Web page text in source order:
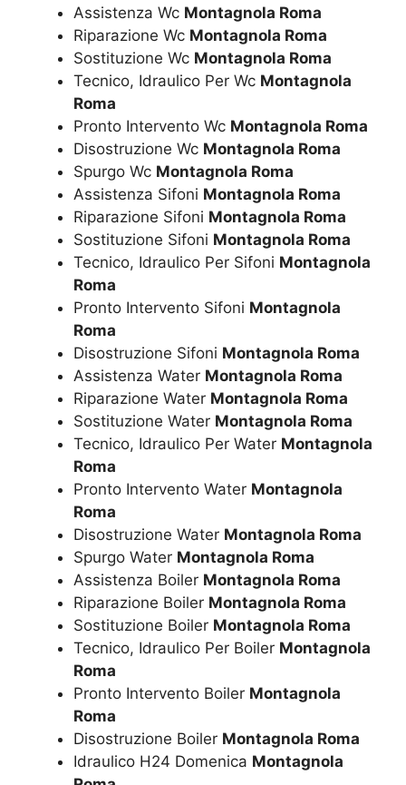
Assistenza Wc Montagnola Roma
Riparazione Wc Montagnola Roma
Sostituzione Wc Montagnola Roma
Tecnico, Idraulico Per Wc Montagnola
Roma
Pronto Intervento Wc Montagnola Roma
Disostruzione Wc Montagnola Roma
Spurgo Wc Montagnola Roma
Assistenza Sifoni Montagnola Roma
Riparazione Sifoni Montagnola Roma
Sostituzione Sifoni Montagnola Roma
Tecnico, Idraulico Per Sifoni Montagnola
Roma
Pronto Intervento Sifoni Montagnola
Roma
Disostruzione Sifoni Montagnola Roma
Assistenza Water Montagnola Roma
Riparazione Water Montagnola Roma
Sostituzione Water Montagnola Roma
Tecnico, Idraulico Per Water Montagnola
Roma
Pronto Intervento Water Montagnola
Roma
Disostruzione Water Montagnola Roma
Spurgo Water Montagnola Roma
Assistenza Boiler Montagnola Roma
Riparazione Boiler Montagnola Roma
Sostituzione Boiler Montagnola Roma
Tecnico, Idraulico Per Boiler Montagnola
Roma
Pronto Intervento Boiler Montagnola
Roma
Disostruzione Boiler Montagnola Roma
Idraulico H24 Domenica Montagnola